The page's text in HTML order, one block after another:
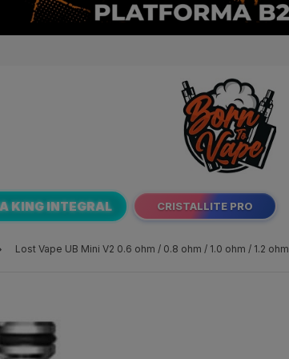
KING INTEGRAL CRISTALLITE PRO
Lost Vape UB Mini V2 0.6 ohm / 0.8 ohm / 1.0 ohm / 1.2 ohm